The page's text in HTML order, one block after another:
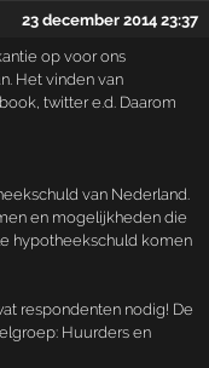
23 december 2014 23:37
op voor ons
Het vinden van
twitter e.d. Daarom
van Nederland.
en mogelijkheden die
hypotheekschuld komen
respondenten nodig! De
Huurders en